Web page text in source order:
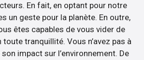
En fait, en optant pour notre
un geste pour la planète. En outre,
êtes capables de vous vider de
tranquillité. Vous n’avez pas à
impact sur l’environnement. De